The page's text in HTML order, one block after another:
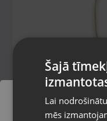
Zelts Ķēde
Rīga, Melnsila iela 22
Stāvoklis Restaurēts
Šajā
Lai
mēs